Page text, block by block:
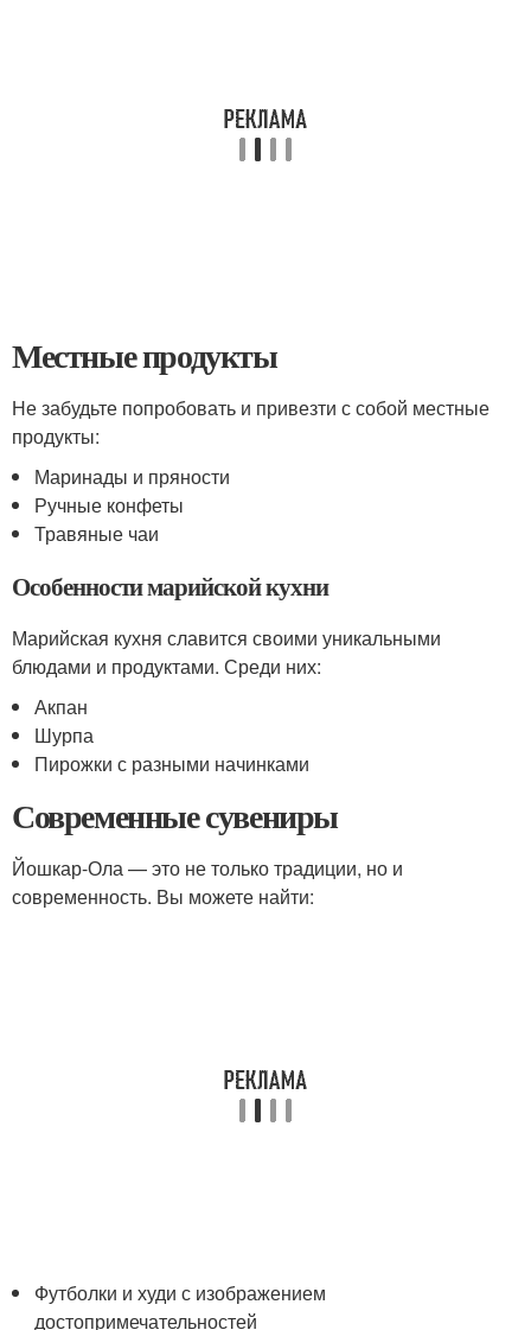
Местные продукты
Не забудьте попробовать и привезти с собой местные
продукты:
Маринады и пряности
Ручные конфеты
Травяные чаи
Особенности марийской кухни
Марийская кухня славится своими уникальными
блюдами и продуктами. Среди них:
Акпан
Шурпа
Пирожки с разными начинками
Современные сувениры
Йошкар-Ола — это не только традиции, но и
современность. Вы можете найти:
Футболки и худи с изображением
достопримечательностей